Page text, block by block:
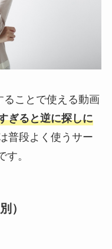
ことで使える動画
ぎると逆に探しに
普段よく使うサー
。
）